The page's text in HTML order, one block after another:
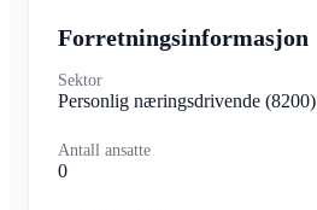
Forretningsinformasjon
Sektor
Personlig næringsdrivende (8200)
Antall ansatte
0